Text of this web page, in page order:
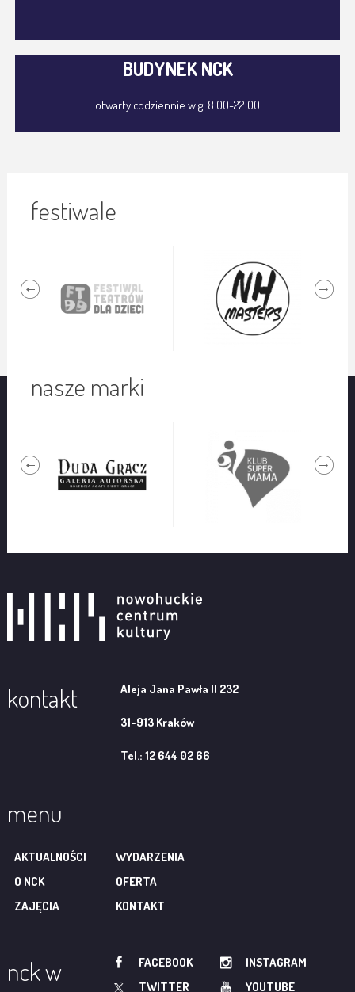
BUDYNEK NCK
otwarty codziennie w g. 8.00-22.00
festiwale
nasze marki
kontakt Aleja Jana Pawła II 232
31-913 Kraków
Tel.: 12 644 02 66
menu
AKTUALNOŚCI
WYDARZENIA
O NCK
OFERTA
ZAJĘCIA
KONTAKT
nck w
FACEBOOK
INSTAGRAM
TWITTER
YOUTUBE